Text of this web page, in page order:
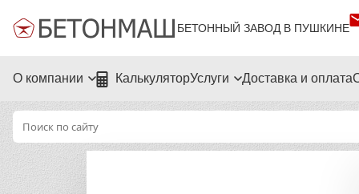
БЕТОННЫЙ ЗАВОД В ПУШКИНЕ
О компании КалькуляторУслуги Доставка и оплата